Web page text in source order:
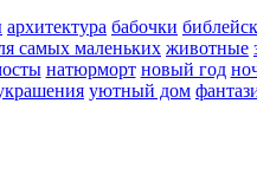
архитектура бабочки
самых маленьких животные
натюрморт новый год
уютный дом